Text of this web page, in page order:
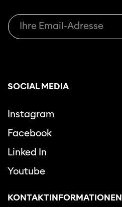
SOCIAL MEDIA
Instagram
Facebook
Linked In
Youtube
KONTAKTINFORMATIONEN